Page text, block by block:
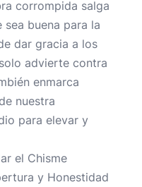
corrompida salga
buena para la
dar gracia a los
advierte contra
enmarca
nuestra
para elevar y
el Chisme
y Honestidad